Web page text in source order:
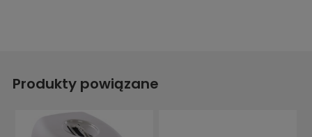
Produkty powiązane